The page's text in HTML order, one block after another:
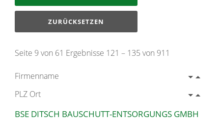
ZURÜCKSETZEN
Seite 9 von 61 Ergebnisse 121 – 135 von 911
Firmenname
PLZ Ort
BSE DITSCH BAUSCHUTT-ENTSORGUNGS GMBH